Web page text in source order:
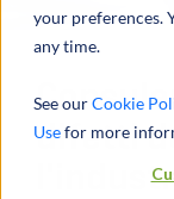
your preferences.
any time.
See ourCookie
Usefor more
difetti